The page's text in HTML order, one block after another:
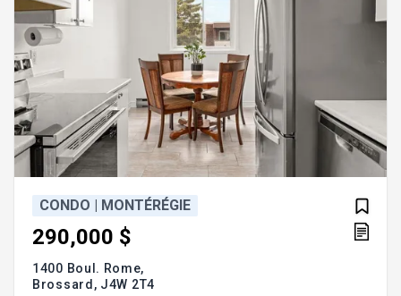
CONDO | MONTÉRÉGIE
290,000 $
1400 Boul. Rome,
Brossard, J4W 2T4